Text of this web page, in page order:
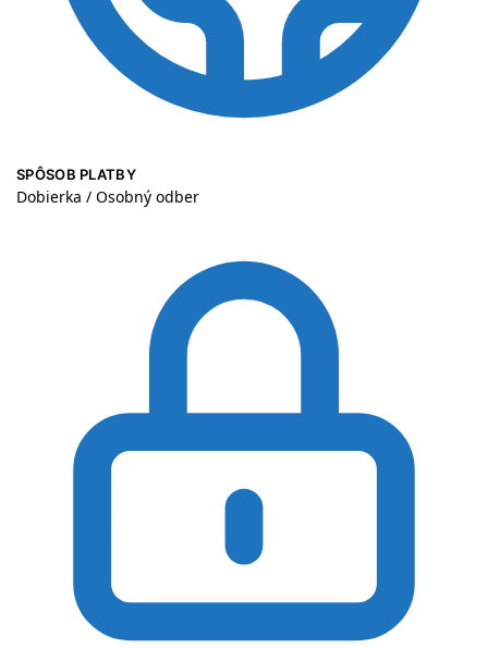
SPÔSOB PLATBY
Dobierka / Osobný odber